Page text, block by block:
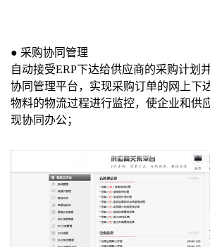
● 采购协同管理
自动接受ERP下达给供应商的采购计划
协同管理平台，实现采购订单的网上下
物料的物流过程进行监控，使企业和供
现协同办公；